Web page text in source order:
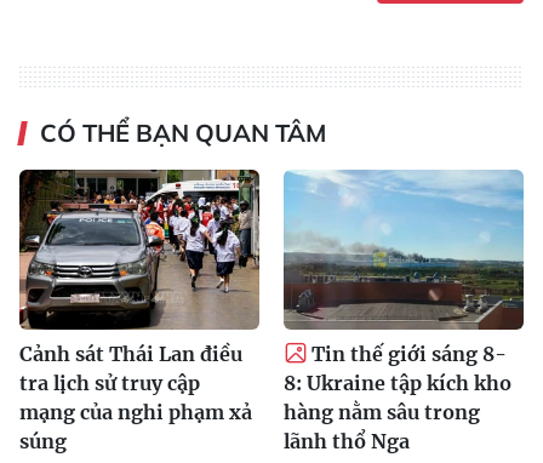
CÓ THỂ BẠN QUAN TÂM
Cảnh sát Thái Lan điều
tra lịch sử truy cập
mạng của nghi phạm xả
súng
Tin thế giới sáng 8-
8: Ukraine tập kích kho
hàng nằm sâu trong
lãnh thổ Nga